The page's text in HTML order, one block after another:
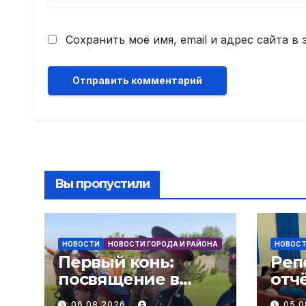
Сохранить моё имя, email и адрес сайта
Вы пропустили
НОВОСТИ НОВОСТИ ГОРОДА И РАЙОНА
Первый конь:
посвящение в
казаки! В слободе